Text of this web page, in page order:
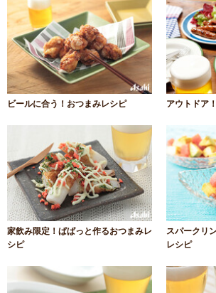
ビールに合う！おつまみレシピ アウトドア
家飲み限定！ぱぱっと作るおつまみレ
シピ
スパークリ
レシピ